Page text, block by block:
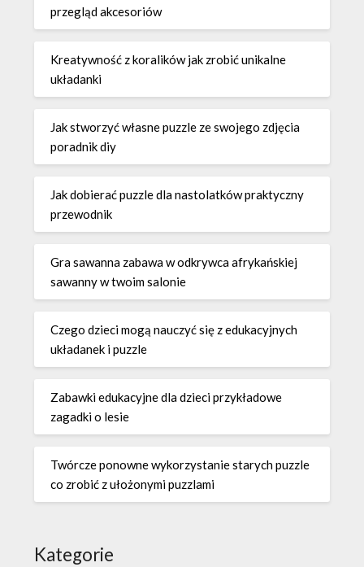
przegląd akcesoriów
Kreatywność z koralików jak zrobić unikalne
układanki
Jak stworzyć własne puzzle ze swojego zdjęcia
poradnik diy
Jak dobierać puzzle dla nastolatków praktyczny
przewodnik
Gra sawanna zabawa w odkrywca afrykańskiej
sawanny w twoim salonie
Czego dzieci mogą nauczyć się z edukacyjnych
układanek i puzzle
Zabawki edukacyjne dla dzieci przykładowe
zagadki o lesie
Twórcze ponowne wykorzystanie starych puzzle
co zrobić z ułożonymi puzzlami
Kategorie